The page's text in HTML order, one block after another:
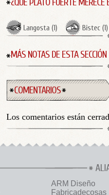
Langosta (1) Bistec (1)
MÁS NOTAS DE ESTA SECCIÓN
COMENTARIOS
Los comentarios están
ARM Diseño
Fabricadecosas